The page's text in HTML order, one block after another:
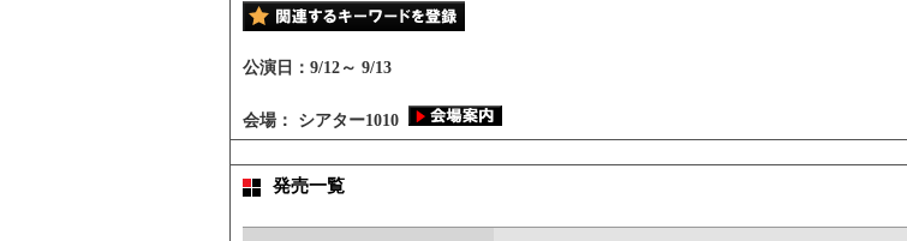
公演日： 9/12 ～ 9/13
会場： シアター1010
発売一覧